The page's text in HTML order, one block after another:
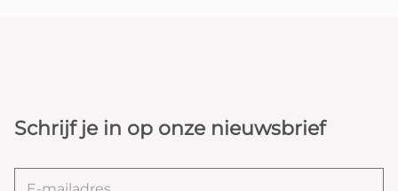
Schrijf je in op onze nieuwsbrief